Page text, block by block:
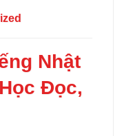
Nhật
Đọc,